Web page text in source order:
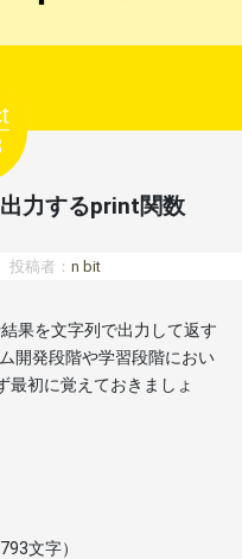
力するprint関数
投稿者： n bit
果を文字列で出力して返す
開発段階や学習段階におい
最初に覚えておきましょ
文字）